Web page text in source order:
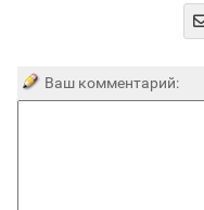
Ваш комментарий: